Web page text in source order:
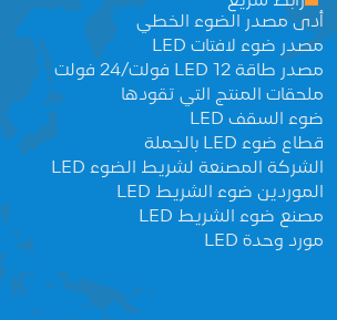
أدى مصدر الضوء الخطي
مصدر ضوء لافتات LED
مصدر طاقة LED 12 فولت/24 فولت
ملحقات المنتج التي تقودها
ضوء السقف LED
قطاع ضوء LED بالجملة
الشركة المصنعة لشريط الضوء LED
الموردين ضوء الشريط LED
مصنع ضوء الشريط LED
مورد وحدة LED